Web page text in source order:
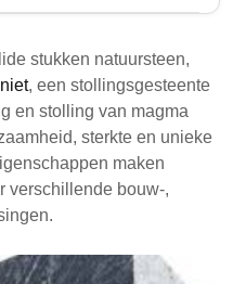
boren en
blokken,
en esthetische
platen voor bouw en
en hoogwaardige
om
stukken natuursteen,
, een stollingsgesteente
en stolling van magma
sterkte en unieke
maken
verschillende bouw-,